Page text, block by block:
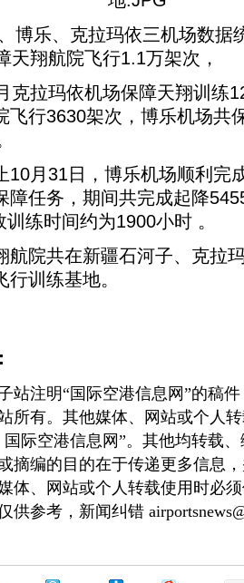
乐、克拉玛依三机场数据
天翔航院飞行1.1万架次，
拉玛依机场保障天翔训练
飞行3630架次，博乐机场共
月31日，博乐机场顺利完
障任务，期间共完成起降
练时间约为1900小时 。
院共在新疆石河子、克拉
训练基地。
注明“国际空港信息网”的稿件
所有。其他媒体、网站或个人
国际空港信息网”。其他均转载
摘编的目的在于传递更多信息
体、网站或个人转载使用时必
供参考，新闻纠错